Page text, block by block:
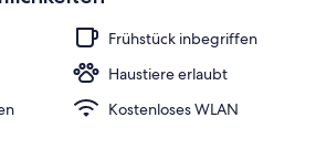
Ausstattung der Unterkunft
Frühstück inbegriffen
Haustiere erlaubt
Kostenloses WLAN